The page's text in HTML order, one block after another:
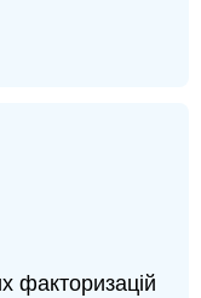
факторизацій